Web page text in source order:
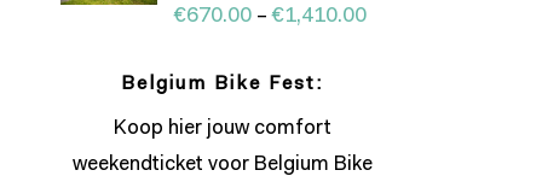
€670.00–€1,410.00
Belgium Bike Fest:
Koop hier jouw comfort
weekendticket voor Belgium Bike